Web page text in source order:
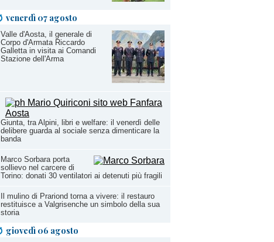
venerdì 07 agosto
Valle d'Aosta, il generale di
Corpo d'Armata Riccardo
Galletta in visita ai Comandi
Stazione dell'Arma
Giunta, tra Alpini, libri e welfare: il venerdì delle
delibere guarda al sociale senza dimenticare la
banda
Marco Sorbara porta
sollievo nel carcere di
Torino: donati 30 ventilatori ai detenuti più fragili
Il mulino di Prariond torna a vivere: il restauro
restituisce a Valgrisenche un simbolo della sua
storia
giovedì 06 agosto